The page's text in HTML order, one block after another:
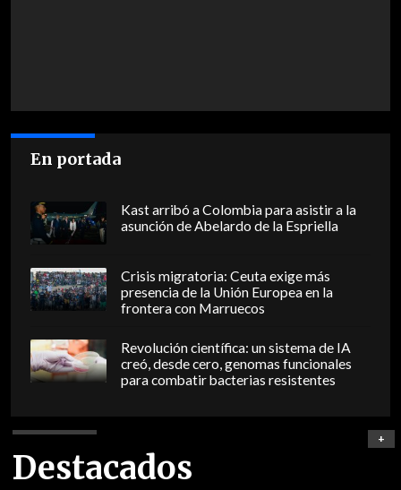
En portada
Kast arribó a Colombia para asistir a la
asunción de Abelardo de la Espriella
Crisis migratoria: Ceuta exige más
presencia de la Unión Europea en la
frontera con Marruecos
Revolución científica: un sistema de IA
creó, desde cero, genomas funcionales
para combatir bacterias resistentes
Destacados
+